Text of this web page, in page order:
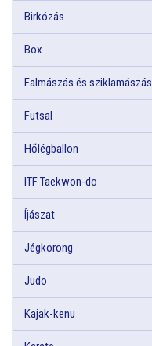
Birkózás
Box
Falmászás és sziklamászás
Futsal
Hőlégballon
ITF Taekwon-do
Íjászat
Jégkorong
Judo
Kajak-kenu